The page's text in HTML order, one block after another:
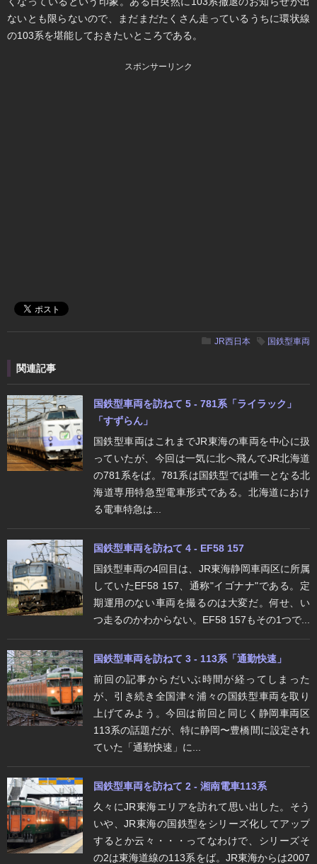
ないとも限らないので、まだまだたくさん走っているうちに環状線
の103系を堪能しておきたいところである。
スポンサーリンク
JR西日本 国鉄型車両
関連記事
国鉄型車両を訪ねて 5 - 781系「ライラック」
「すずらん」
国鉄型車両はこれまでJR東海の車両を中心に扱
っていたが、今回は一気に北へ飛んでJR北海道
の781系をば。781系は国鉄型では唯一となる北
海道専用特急型電車形式である。北海道におけ
る電車特急は...
国鉄型車両を訪ねて 4 - EF58 157
国鉄型車両の4回目は、JR東海静岡車両区に所属
していたEF58 157、通称"イゴナナ"である。定
期運用のない車両を撮るのは大変だ。何せ、い
つ走るのかわからない。EF58 157もその1つで...
国鉄型車両を訪ねて 3 - 113系「通勤快速」
前回の記事からだいぶ時間が経ってしまった
が、引き続き全国津々浦々の国鉄型車両を取り
上げてみよう。今回は前回と同じく静岡車両区
113系の話題だが、特に静岡〜豊橋間に設定され
ていた「通勤快速」に...
国鉄型車両を訪ねて 2 - 湘南電車113系
久々にJR東海エリアを訪れて思い出した。そう
いや、JR東海の国鉄型をシリーズ化してアップ
するとか云々・・・ってなわけで、シリーズそ
の2は東海道線の113系をば。JR東海からは2007